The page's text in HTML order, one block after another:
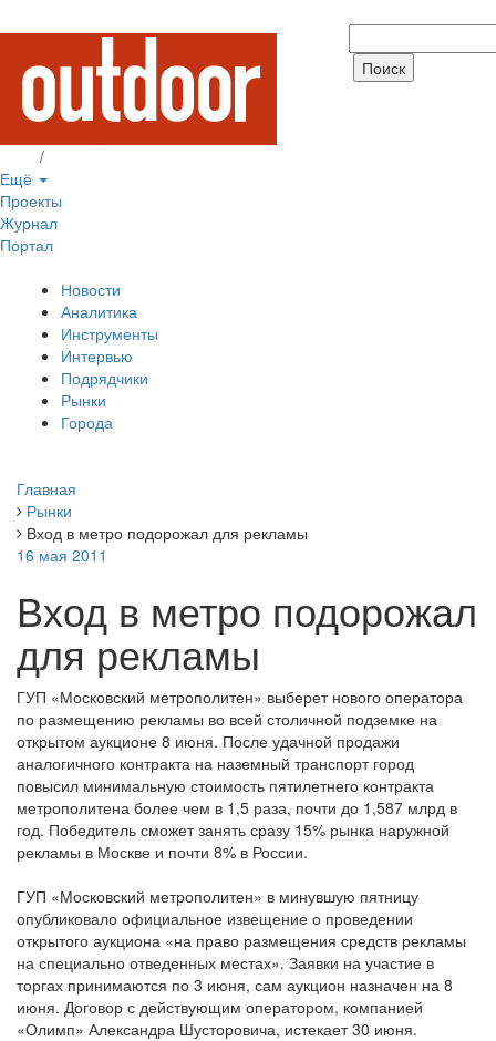
/
Ещё
Проекты
Журнал
Портал
Новости
Аналитика
Инструменты
Интервью
Подрядчики
Рынки
Города
Главная
Рынки
Вход в метро подорожал для рекламы
16 мая 2011
Вход в метро подорожал
для рекламы
ГУП «Московский метрополитен» выберет нового оператора
по размещению рекламы во всей столичной подземке на
открытом аукционе 8 июня. После удачной продажи
аналогичного контракта на наземный транспорт город
повысил минимальную стоимость пятилетнего контракта
метрополитена более чем в 1,5 раза, почти до 1,587 млрд в
год. Победитель сможет занять сразу 15% рынка наружной
рекламы в Москве и почти 8% в России.
ГУП «Московский метрополитен» в минувшую пятницу
опубликовало официальное извещение о проведении
открытого аукциона «на право размещения средств рекламы
на специально отведенных местах». Заявки на участие в
торгах принимаются по 3 июня, сам аукцион назначен на 8
июня. Договор с действующим оператором, компанией
«Олимп» Александра Шусторовича, истекает 30 июня.